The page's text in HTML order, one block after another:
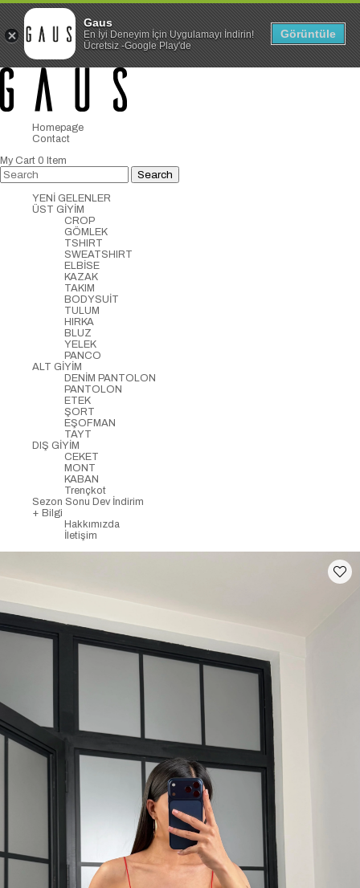
Homepage
Contact
My Cart 0 Item
YENİ GELENLER
ÜST GİYİM
CROP
GÖMLEK
TSHIRT
SWEATSHIRT
ELBİSE
KAZAK
TAKIM
BODYSUİT
TULUM
HIRKA
BLUZ
YELEK
PANCO
ALT GİYİM
DENİM PANTOLON
PANTOLON
ETEK
ŞORT
EŞOFMAN
TAYT
DIŞ GİYİM
CEKET
MONT
KABAN
Trençkot
Sezon Sonu Dev İndirim
+ Bilgi
Hakkımızda
İletişim
Gaus
En İyi Deneyim İçin Uygulamayı İndirin!
Ücretsiz -Google Play'de
Görüntüle